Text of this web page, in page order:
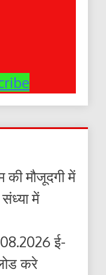
की मौजूदगी में
में
ई-
करे